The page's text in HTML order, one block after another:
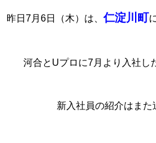
昨日7月6日（木）は、 仁淀川町
河合とUプロに7月より入社し
新入社員の紹介はま